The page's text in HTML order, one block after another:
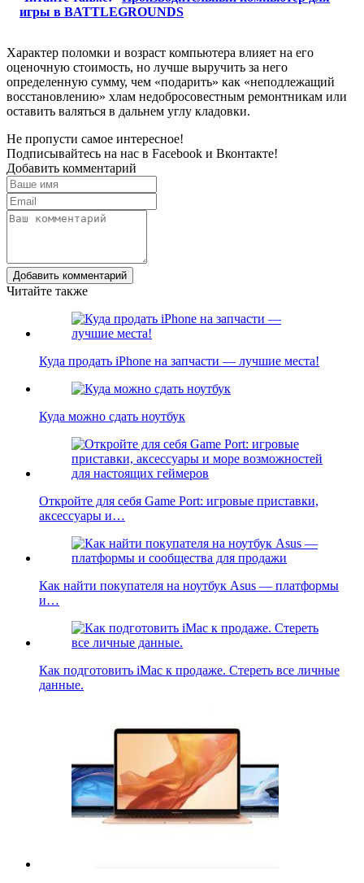
игры в BATTLEGROUNDS
Характер поломки и возраст компьютера влияет на его
оценочную стоимость, но лучше выручить за него
определенную сумму, чем «подарить» как «неподлежащий
восстановлению» хлам недобросовестным ремонтникам или
оставить валяться в дальнем углу кладовки.
Не пропусти самое интересное!
Подписывайтесь на нас в Facebook и Вконтакте!
Добавить комментарий
Добавить комментарий
Читайте также
Куда продать iPhone на запчасти — лучшие места!
Куда можно сдать ноутбук
Откройте для себя Game Port: игровые приставки,
аксессуары и…
Как найти покупателя на ноутбук Asus — платформы
и…
Как подготовить iMac к продаже. Стереть все личные
данные.